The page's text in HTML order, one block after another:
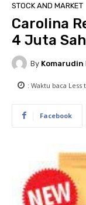
STOCK AND MARKET
Carolina
4 Juta
By
: Waktu baca Less
Facebook